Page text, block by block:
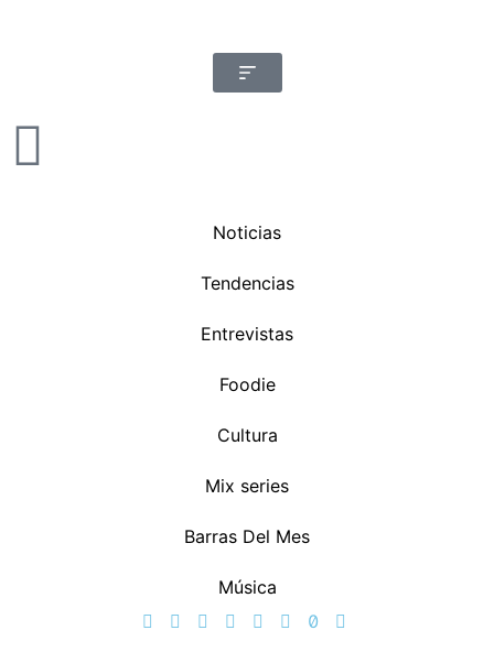
Noticias
Tendencias
Entrevistas
Foodie
Cultura
Mix series
Barras Del Mes
Música